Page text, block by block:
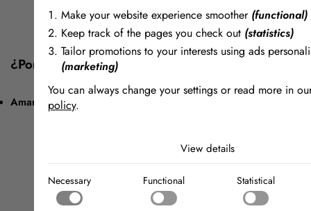
Make your website experience smoother (functional)
Keep track of the pages you check out (statistics)
Tailor promotions to your interests using ads
(marketing)
You can always change your settings or read more in
policy.
Necessary cookies help make a website usable by
functions like page navigation and access to secure areas
website. The website cannot function properly without
Functional
Functional cookies enable a website to remember
View details
Necessary Functional Statistical
¿Por qué comprar en FormX?
Amamos el material